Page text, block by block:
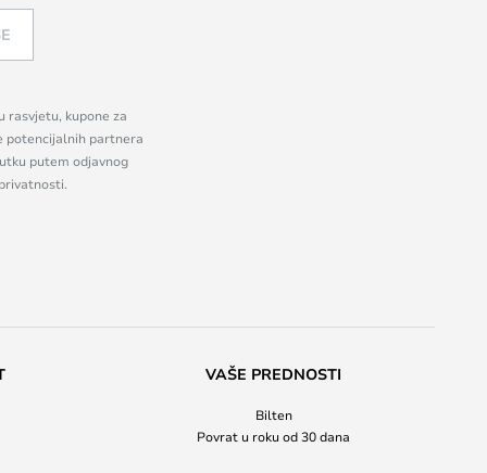
kupone za
potencijalnih partnera
putem odjavnog
VAŠE PREDNOSTI
Bilten
Povrat u roku od 30 dana